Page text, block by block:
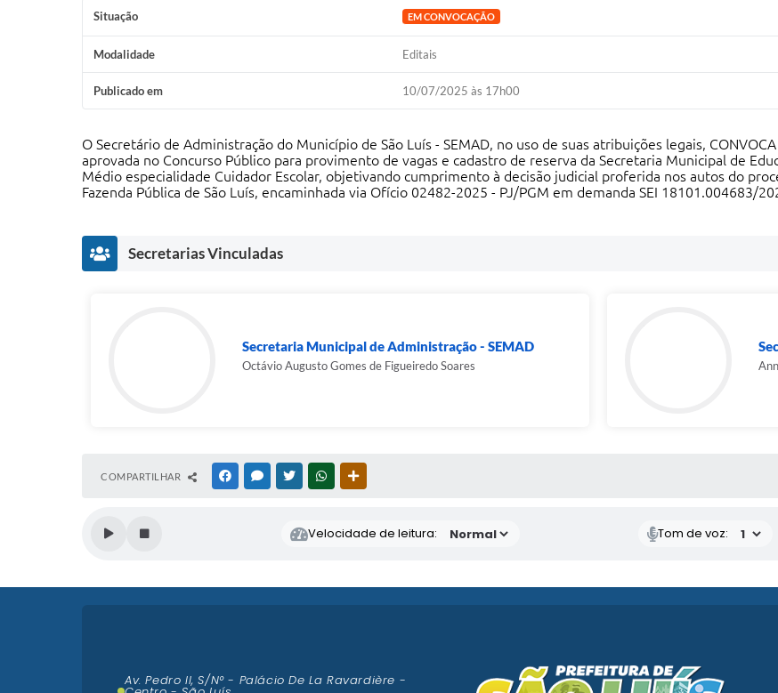
Situação EM CONVOCAÇÃO
Modalidade Editais
Publicado em 10/07/2025 às 17h00
O Secretário de Administração do Município de São Luís - SEMAD, no uso de suas atribuições legais,
aprovada no Concurso Público para provimento de vagas e cadastro de reserva da Secretaria Municipal de
Médio especialidade Cuidador Escolar, objetivando cumprimento à decisão judicial proferida nos autos do
Fazenda Pública de São Luís, encaminhada via Ofício 02482-2025 - PJ/PGM em demanda SEI 18101.004683/
Secretarias Vinculadas
Secretaria Municipal de Administração - SEMAD
Octávio Augusto Gomes de Figueiredo Soares
COMPARTILHAR FACEBOOKMESSENGER
TWITTERWHATSAPP
Velocidade de leitura: Tom de voz:
Av. Pedro II, S/N° - Palácio De La Ravardière -